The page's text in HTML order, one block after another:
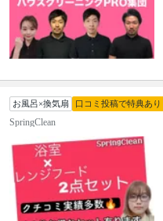
お風呂×換気扇 口コミ投稿で特典あり
SpringClean